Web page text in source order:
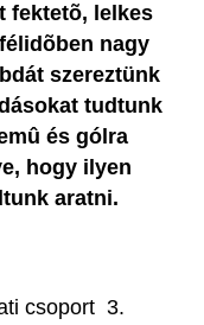
fektetõ, lelkes
nagy
szereztünk
tudtunk
és gólra
hogy ilyen
aratni.
csoport  3.